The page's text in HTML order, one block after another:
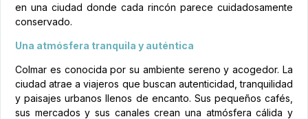
en una ciudad donde cada rincón parece cuidadosamente
conservado.
Una atmósfera tranquila y auténtica
Colmar es conocida por su ambiente sereno y acogedor. La
ciudad atrae a viajeros que buscan autenticidad, tranquilidad
y paisajes urbanos llenos de encanto. Sus pequeños cafés,
sus mercados y sus canales crean una atmósfera cálida y